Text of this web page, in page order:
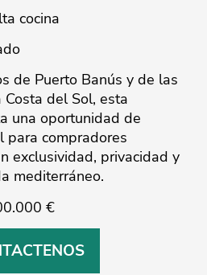
cocina
de Puerto Banús y de las
‌del ‌Sol, ‌esta
una oportunidad ‌de
‌para ‌compradores
‌exclusividad, ‌privacidad ‌y
‌mediterráneo.
‌€